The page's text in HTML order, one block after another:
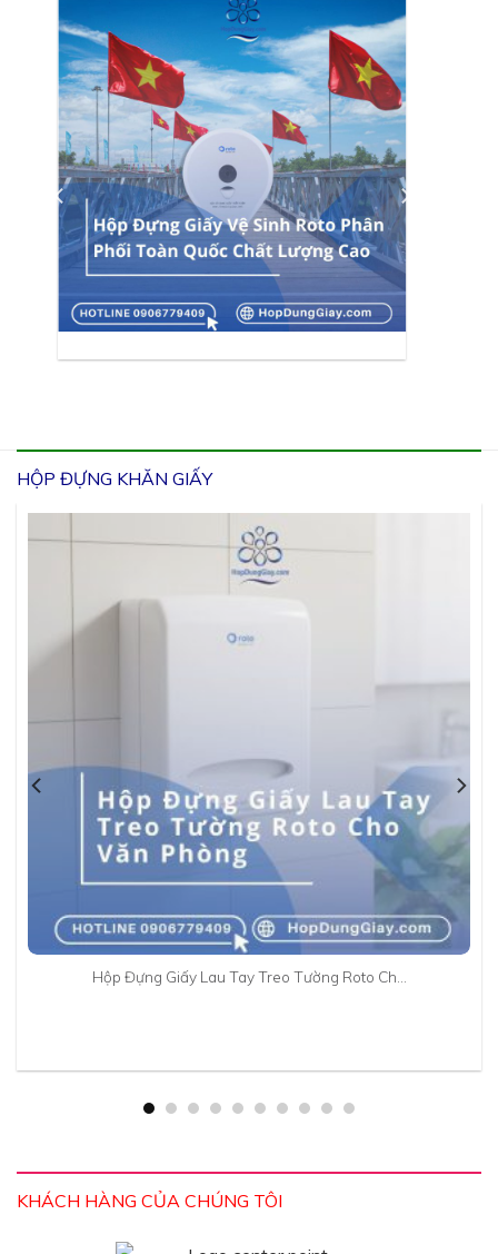
HỘP ĐỰNG KHĂN GIẤY
Hộp Đựng Giấy Lau Tay Treo Tường Roto Ch…
KHÁCH HÀNG CỦA CHÚNG TÔI